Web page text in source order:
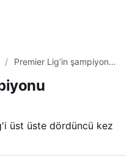
Premier Lig’in şampiyonu
üst üste dördüncü kez